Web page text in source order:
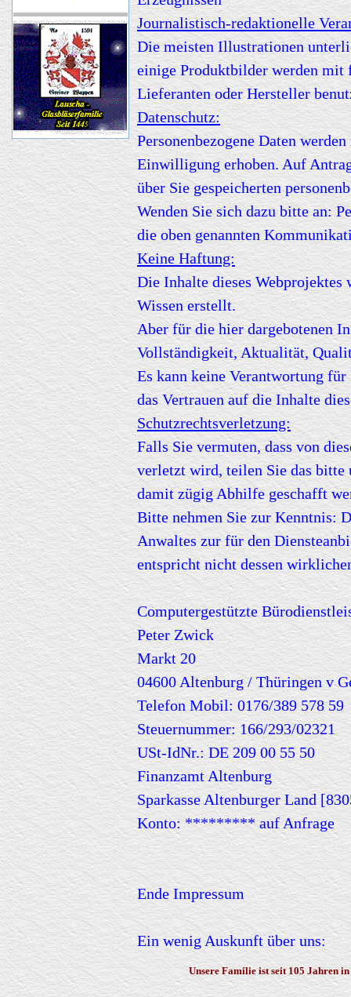
Journalistisch-redaktionelle
Die meisten Illustrationen
einige Produktbilder werden mit
Lieferanten oder Hersteller
Datenschutz:
Personenbezogene Daten
Einwilligung erhoben. Auf
über Sie gespeicherten
Wenden Sie sich dazu bitte an:
die oben genannten
Keine Haftung:
Die Inhalte dieses
Wissen erstellt.
Aber für die hier dargebotenen
Vollständigkeit, Aktualität,
Es kann keine Verantwortung
das Vertrauen auf die Inhalte
Schutzrechtsverletzung:
Falls Sie vermuten, dass von
verletzt wird, teilen Sie das bitte
damit zügig Abhilfe geschafft
Bitte nehmen Sie zur Kenntnis:
Anwaltes zur für den
entspricht nicht dessen
Computergestützte
Peter Zwick
Markt 20
04600 Altenburg / Thüringen v
Telefon Mobil: 0176/389 578 59
Steuernummer: 166/293/02321
USt-IdNr.: DE 209 00 55 50
Finanzamt Altenburg
Sparkasse Altenburger Land
Konto: ********* auf Anfrage
Ende Impressum
Ein wenig Auskunft über uns:
Unsere Familie ist seit 105 Jahren